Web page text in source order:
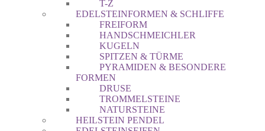
T-Z
EDELSTEINFORMEN & SCHLIFFE
FREIFORM
HANDSCHMEICHLER
KUGELN
SPITZEN & TÜRME
PYRAMIDEN & BESONDERE
FORMEN
DRUSE
TROMMELSTEINE
NATURSTEINE
HEILSTEIN PENDEL